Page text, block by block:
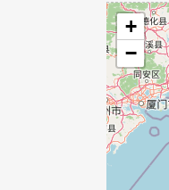
+
−